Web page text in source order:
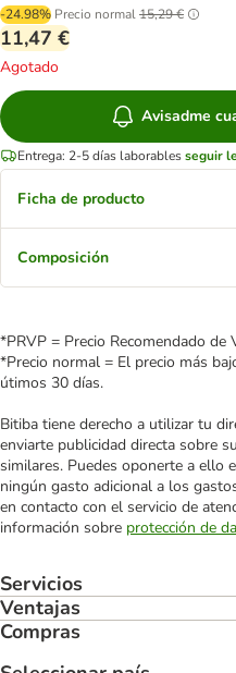
-24.98% Precio normal15,29 €
11,47 €
Agotado
Avisadme
Entrega: 2-5 días laborablesseguir
Ficha de producto
Composición
*PRVP = Precio Recomendado de
*Precio normal = El precio más
útimos 30 días.
Bitiba tiene derecho a utilizar tu
enviarte publicidad directa sobre
similares. Puedes oponerte a ello
ningún gasto adicional a los
en contacto con el servicio de
información sobre protección de
Servicios
Ventajas
Compras